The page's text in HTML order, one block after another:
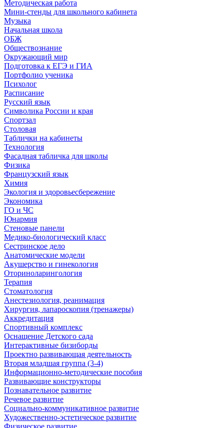
Методическая работа
Мини-стенды для школьного кабинета
Музыка
Начальная школа
ОБЖ
Обществознание
Окружающий мир
Подготовка к ЕГЭ и ГИА
Портфолио ученика
Психолог
Расписание
Русский язык
Символика России и края
Спортзал
Столовая
Таблички на кабинеты
Технология
Фасадная табличка для школы
Физика
Французский язык
Химия
Экология и здоровьесбережение
Экономика
ГО и ЧС
Юнармия
Стеновые панели
Медико-биологический класс
Сестринское дело
Анатомические модели
Акушерство и гинекология
Оториноларингология
Терапия
Стоматология
Анестезиология, реанимация
Хирургия, лапароскопия (тренажеры)
Аккредитация
Спортивный комплекс
Оснащение Детского сада
Интерактивные бизиборды
Проектно развивающая деятельность
Вторая младшая группа (3-4)
Информационно-методические пособия
Развивающие конструкторы
Познавательное развитие
Речевое развитие
Социально-коммуникативное развитие
Художественно-эстетическое развитие
Физическое развитие